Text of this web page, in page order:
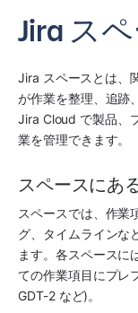
Jira ス
Jira スペース とは、
が作業を整理、追跡
Jira Cloud で製品、
業を管理できます。
スペースにあ
スペースでは、作業
グ、タイムラインな
ます。各スペースに
ての作業項目にプレ
GDT-2 など)。